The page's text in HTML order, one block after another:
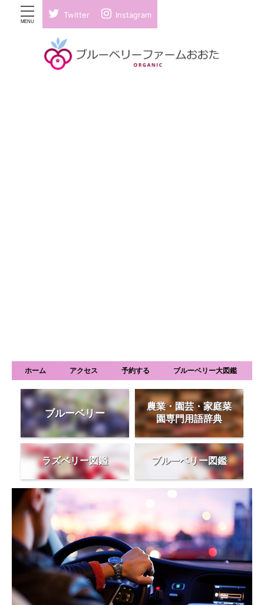
Twitter Instagram
ホーム アクセス 予約する ブルーベリー大図鑑
ブルーベリー
農業・園芸・家庭菜
園専門用語辞典
ラズベリー図鑑 ブルーベリー図鑑